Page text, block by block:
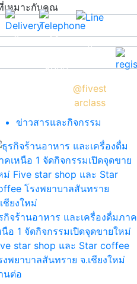
บริการ
02-
8000
สอบถา
ม
@fivest
arclass
เหมาะกับคุณ
ข่าวสารและกิจกรรม
กิจร้านอาหาร และเครื่องดื่มภาค
นือ 1 จัดกิจกรรมเปิดจุดขายใหม่
star shop และ Star coffee
งพยาบาลสันทราย จ.เชียงใหม่
นต่อ